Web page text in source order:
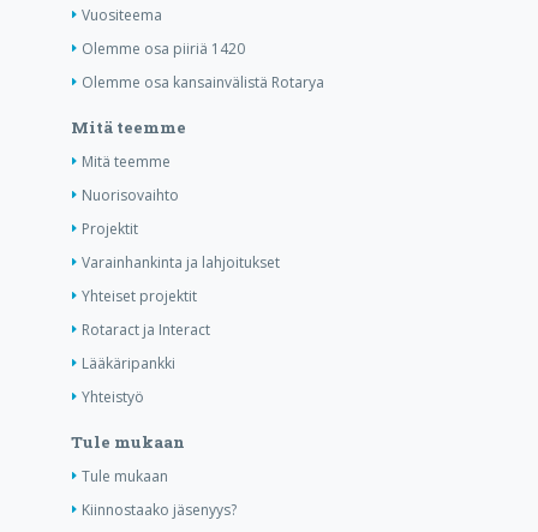
Vuositeema
Olemme osa piiriä 1420
Olemme osa kansainvälistä Rotarya
Mitä teemme
Mitä teemme
Nuorisovaihto
Projektit
Varainhankinta ja lahjoitukset
Yhteiset projektit
Rotaract ja Interact
Lääkäripankki
Yhteistyö
Tule mukaan
Tule mukaan
Kiinnostaako jäsenyys?